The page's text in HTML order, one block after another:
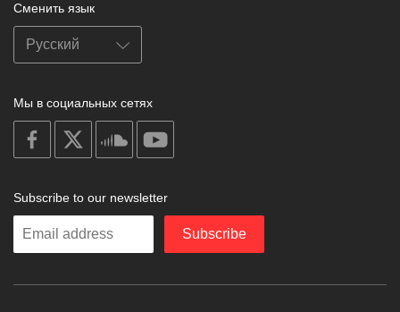
Сменить язык
Мы в социальных сетях
on
facebook
soundcloud
Subscribe to our newsletter
Enter
Subscribe